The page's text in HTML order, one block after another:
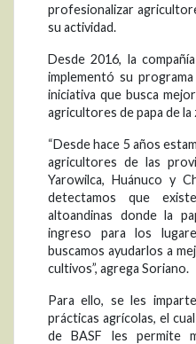
profesionalizar
su actividad.
Desde 2016, la
implementó su
iniciativa que busca
agricultores de papa de la
“Desde hace 5 años
agricultores de las
Yarowilca, Huánuco y
detectamos que
altoandinas donde la
ingreso para los
buscamos ayudarlos a
cultivos”, agrega Soriano.
Para ello, se les
prácticas agrícolas, el
de BASF les permite